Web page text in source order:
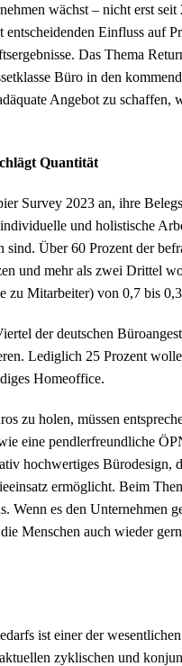
wächst – nicht erst seit
Einfluss auf
Das Thema
Büro in den
Angebot zu schaffen,
Quantität
Survey 2023 an, ihre
und holistische
Über 60 Prozent der
und mehr als zwei Drittel
zu Mitarbeiter) von 0,7 bis
der deutschen
Lediglich 25 Prozent
Homeoffice.
zu holen, müssen
eine pendlerfreundliche
hochwertiges Bürodesign,
ermöglicht. Beim
Wenn es den Unternehmen
Menschen auch wieder
ist einer der
zyklischen und